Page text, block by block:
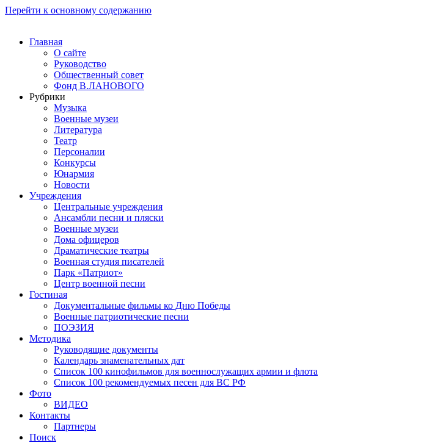
Перейти к основному содержанию
Главная
О сайте
Руководство
Общественный совет
Фонд В.ЛАНОВОГО
Рубрики
Музыка
Военные музеи
Литература
Театр
Персоналии
Конкурсы
Юнармия
Новости
Учреждения
Центральные учреждения
Ансамбли песни и пляски
Военные музеи
Дома офицеров
Драматические театры
Военная студия писателей
Парк «Патриот»
Центр военной песни
Гостиная
Документальные фильмы ко Дню Победы
Военные патриотические песни
ПОЭЗИЯ
Методика
Руководящие документы
Календарь знаменательных дат
Список 100 кинофильмов для военнослужащих армии и флота
Список 100 рекомендуемых песен для ВС РФ
Фото
ВИДЕО
Контакты
Партнеры
Поиск